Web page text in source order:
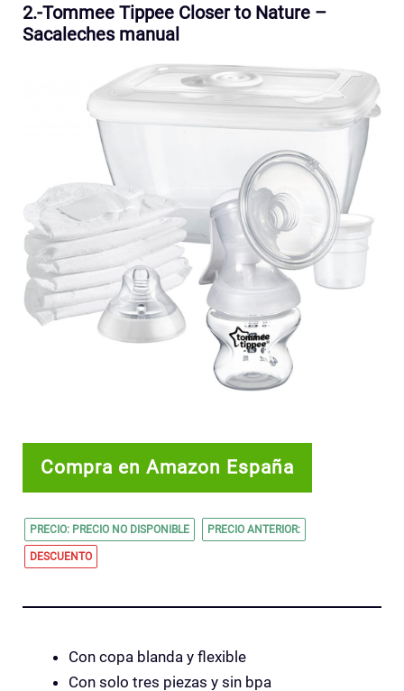
2.-Tommee Tippee Closer to Nature –
Sacaleches manual
Compra en Amazon España
PRECIO: PRECIO NO DISPONIBLE PRECIO ANTERIOR:
DESCUENTO
Con copa blanda y flexible
Con solo tres piezas y sin bpa